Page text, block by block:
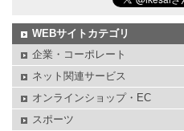
WEBサイトカテゴリ
企業・コーポレート
ネット関連サービス
オンラインショップ・EC
スポーツ